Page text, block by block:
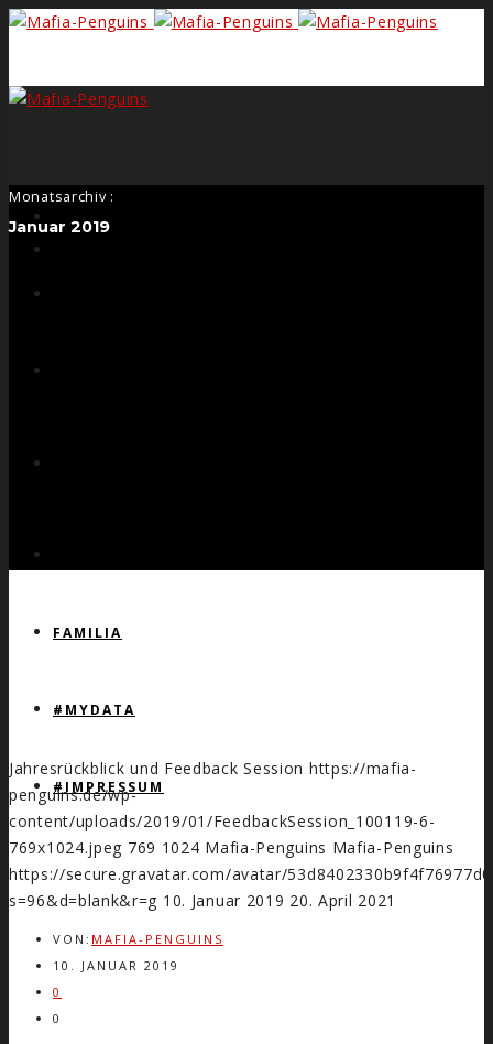
FAMILIA
#MYDATA
#IMPRESSUM
Monatsarchiv :
Januar 2019
Jahresrückblick und Feedback Session https://mafia-
penguins.de/wp-
content/uploads/2019/01/FeedbackSession_100119-6-
769x1024.jpeg 769 1024 Mafia-Penguins Mafia-Penguins
https://secure.gravatar.com/avatar/
s=96&d=blank&r=g 10. Januar 2019 20. April 2021
VON: MAFIA-PENGUINS
10. JANUAR 2019
0
0